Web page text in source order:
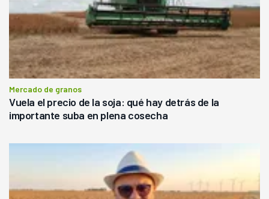
Mercado de granos
Vuela el precio de la soja: qué hay detrás de la
importante suba en plena cosecha